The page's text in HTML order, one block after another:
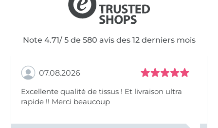
Note 4.71/ 5 de 580 avis des 12 derniers mois
07.08.2026
Excellente qualité de tissus ! Et livraison ultra
rapide !! Merci beaucoup